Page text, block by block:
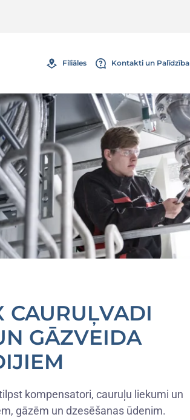
Filiāles Kontakti un Palīdzība
CAURUĻVADI
GĀZVEIDA
kompensatori, cauruļu liekumi un
gāzēm un dzesēšanas ūdenim.